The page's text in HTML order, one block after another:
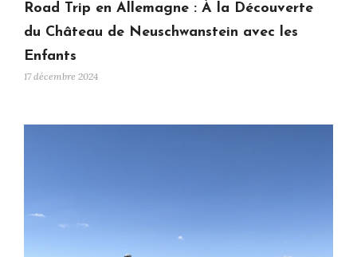
Road Trip en Allemagne : À la Découverte
du Château de Neuschwanstein avec les
Enfants
17 décembre 2024